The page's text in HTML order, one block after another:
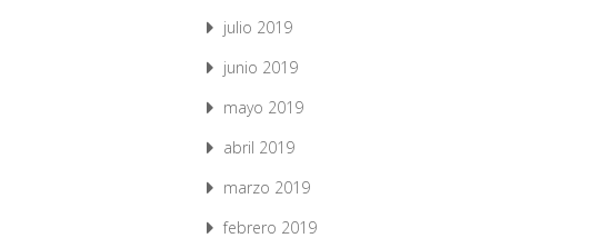
julio 2019
junio 2019
mayo 2019
abril 2019
marzo 2019
febrero 2019